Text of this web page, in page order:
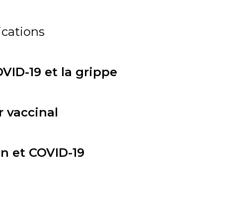
19 et la grippe
vaccinal
et COVID-19